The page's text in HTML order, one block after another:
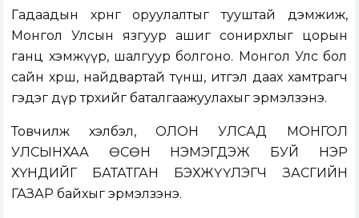
Гадаадын хөрөнгө оруулалтыг тууштай дэмжиж,
Монгол Улсын язгуур ашиг сонирхлыг цорын
ганц хэмжүүр, шалгуур болгоно. Монгол Улс бол
сайн хөрш, найдвартай түнш, итгэл даах хамтрагч
гэдэг дүр төрхийг баталгаажуулахыг эрмэлзэнэ.
Товчилж хэлбэл, ОЛОН УЛСАД МОНГОЛ
УЛСЫНХАА ӨСӨН НЭМЭГДЭЖ БУЙ НЭР
ХҮНДИЙГ БАТАТГАН БЭХЖҮҮЛЭГЧ ЗАСГИЙН
ГАЗАР байхыг эрмэлзэнэ.